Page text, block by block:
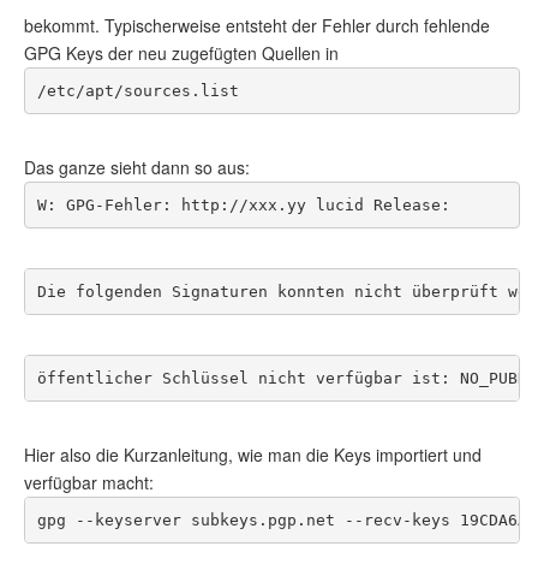
bekommt. Typischerweise entsteht der Fehler durch fehlende
GPG Keys der neu zugefügten Quellen in
/etc/apt/sources.list
Das ganze sieht dann so aus:
W: GPG-Fehler: http://xxx.yy lucid Release:
Die folgenden Signaturen konnten nicht überprüft
öffentlicher Schlüssel nicht verfügbar ist: NO_PUBKEY
Hier also die Kurzanleitung, wie man die Keys importiert und
verfügbar macht:
gpg --keyserver subkeys.pgp.net --recv-keys